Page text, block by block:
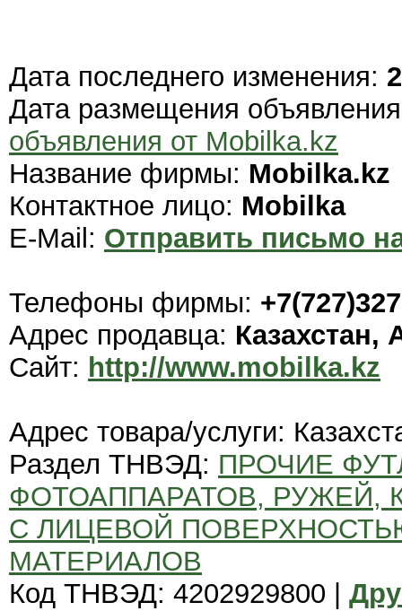
Дата последнего изменения:
Дата размещения
объявления от Mobilka.kz
Название фирмы: Mobilka.kz
Контактное лицо: Mobilka
E-Mail: Отправить письмо
Телефоны фирмы:
Адрес продавца: Казахстан,
Сайт: http://www.mobilka.kz
Адрес товара/услуги:
Раздел ТНВЭД: ПРОЧИЕ
ФОТОАППАРАТОВ, РУЖЕЙ,
С ЛИЦЕВОЙ
МАТЕРИАЛОВ
Код ТНВЭД: 4202929800 |